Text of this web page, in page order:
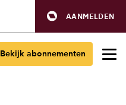
AANMELDEN
Bekijk abonnementen